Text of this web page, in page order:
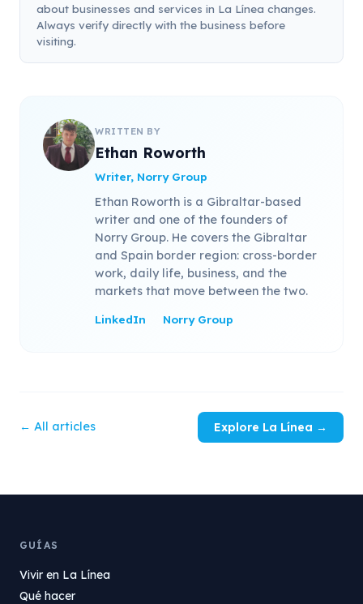
about businesses and services in La Línea changes.
Always verify directly with the business before
visiting.
WRITTEN BY
Ethan Roworth
Writer, Norry Group
Ethan Roworth is a Gibraltar-based
writer and one of the founders of
Norry Group. He covers the Gibraltar
and Spain border region: cross-border
work, daily life, business, and the
markets that move between the two.
LinkedIn Norry Group
← All articles Explore La Línea →
GUÍAS
Vivir en La Línea
Qué hacer